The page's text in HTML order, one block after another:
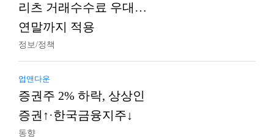
리츠 거래수수료 우대…
연말까지 적용
정보/정책
업앤다운
증권주 2% 하락, 상상인
증권↑·한국금융지주↓
동향